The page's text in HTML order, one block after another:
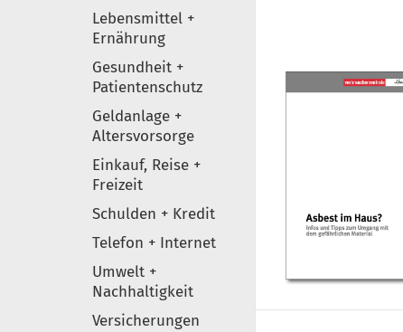
Lebensmittel +
Ernährung
Gesundheit +
Patientenschutz
Geldanlage +
Altersvorsorge
Einkauf, Reise +
Freizeit
Schulden + Kredit
Telefon + Internet
Umwelt +
Nachhaltigkeit
Versicherungen